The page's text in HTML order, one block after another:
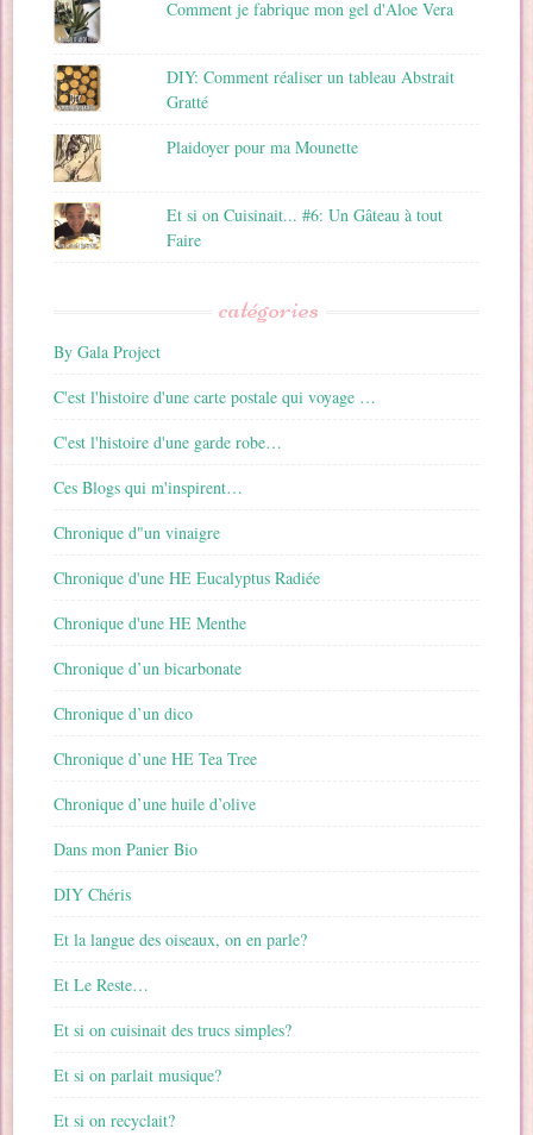
Comment je fabrique mon gel d'Aloe Vera
DIY: Comment réaliser un tableau Abstrait
Gratté
Plaidoyer pour ma Mounette
Et si on Cuisinait... #6: Un Gâteau à tout
Faire
catégories
By Gala Project
C'est l'histoire d'une carte postale qui voyage …
C'est l'histoire d'une garde robe…
Ces Blogs qui m'inspirent…
Chronique d"un vinaigre
Chronique d'une HE Eucalyptus Radiée
Chronique d'une HE Menthe
Chronique d’un bicarbonate
Chronique d’un dico
Chronique d’une HE Tea Tree
Chronique d’une huile d’olive
Dans mon Panier Bio
DIY Chéris
Et la langue des oiseaux, on en parle?
Et Le Reste…
Et si on cuisinait des trucs simples?
Et si on parlait musique?
Et si on recyclait?